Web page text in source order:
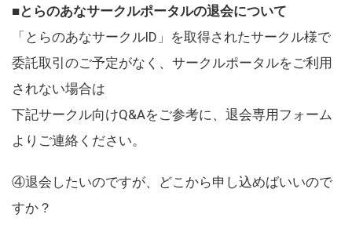
■とらのあなサークルポータルの退会について
「とらのあなサークルID」を取得されたサークル様で
委託取引のご予定がなく、サークルポータルをご利用
されない場合は
下記サークル向けQ&Aをご参考に、退会専用フォーム
よりご連絡ください。
④退会したいのですが、どこから申し込めばいいので
すか？